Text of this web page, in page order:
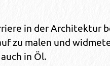
in der Architektur
zu malen und
in Öl.